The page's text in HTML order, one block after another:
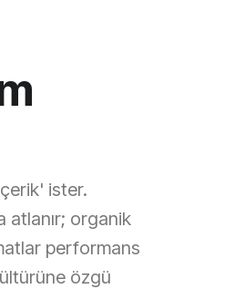
ister.
atlanır; organik
performans
özgü